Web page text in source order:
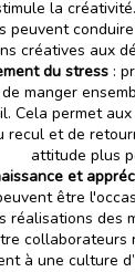
la
peuvent
créatives aux
du stress:
manger
Cela permet aux
recul et de
attitude plus
et
être
réalisations des
collaborateurs
à une culture